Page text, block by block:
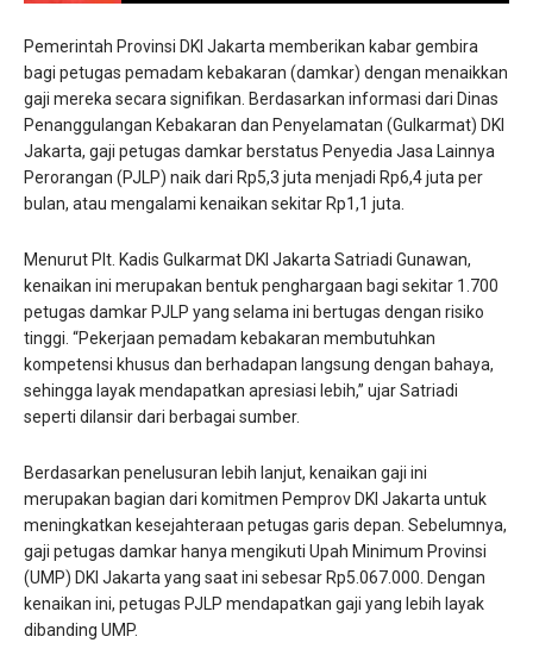
Pemerintah Provinsi DKI Jakarta memberikan kabar gembira
bagi petugas pemadam kebakaran (damkar) dengan menaikkan
gaji mereka secara signifikan. Berdasarkan informasi dari Dinas
Penanggulangan Kebakaran dan Penyelamatan (Gulkarmat) DKI
Jakarta, gaji petugas damkar berstatus Penyedia Jasa Lainnya
Perorangan (PJLP) naik dari Rp5,3 juta menjadi Rp6,4 juta per
bulan, atau mengalami kenaikan sekitar Rp1,1 juta.
Menurut Plt. Kadis Gulkarmat DKI Jakarta Satriadi Gunawan,
kenaikan ini merupakan bentuk penghargaan bagi sekitar 1.700
petugas damkar PJLP yang selama ini bertugas dengan risiko
tinggi. “Pekerjaan pemadam kebakaran membutuhkan
kompetensi khusus dan berhadapan langsung dengan bahaya,
sehingga layak mendapatkan apresiasi lebih,” ujar Satriadi
seperti dilansir dari berbagai sumber.
Berdasarkan penelusuran lebih lanjut, kenaikan gaji ini
merupakan bagian dari komitmen Pemprov DKI Jakarta untuk
meningkatkan kesejahteraan petugas garis depan. Sebelumnya,
gaji petugas damkar hanya mengikuti Upah Minimum Provinsi
(UMP) DKI Jakarta yang saat ini sebesar Rp5.067.000. Dengan
kenaikan ini, petugas PJLP mendapatkan gaji yang lebih layak
dibanding UMP.